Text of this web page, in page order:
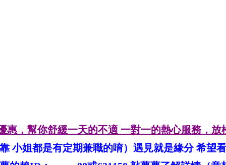
惠，幫你舒緩一天的不適 一對一的熱心服務，放
小姐都是有定期兼職的唷）遇見就是緣分 希望